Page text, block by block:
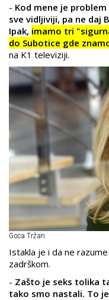
- Kod mene je
sve vidljiviji, pa ne daj
Ipak, imamo tri
do Subotice gde
na K1 televiziji.
Goca Tržan
Istakla je i da ne
zadrškom.
- Zašto je seks tolika
tako smo nastali. To